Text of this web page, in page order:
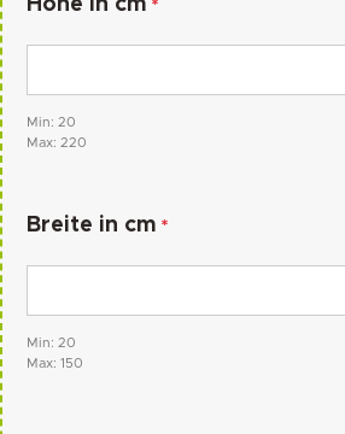
Höhe in cm *
Min: 20
Max: 220
Breite in cm *
Min: 20
Max: 150